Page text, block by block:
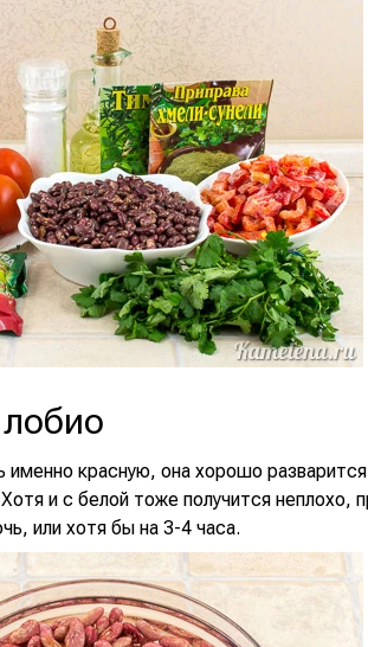
именно красную, она хорошо
и с белой тоже получится неплохо,
или хотя бы на 3-4 часа.